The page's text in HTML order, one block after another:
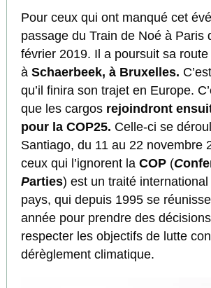
Pour ceux qui ont manqué cet
passage du Train de Noé à Paris
février 2019. Il a poursuit sa route
à Schaerbeek, à Bruxelles.
qu’il finira son trajet en Europe.
que les cargos rejoindront
pour la COP25. Celle-ci se
Santiago, du 11 au 22 novembre
ceux qui l’ignorent la COP(C
Parties) est un traité
pays, qui depuis 1995 se
année pour prendre des
respecter les objectifs de lutte
dérèglement climatique.